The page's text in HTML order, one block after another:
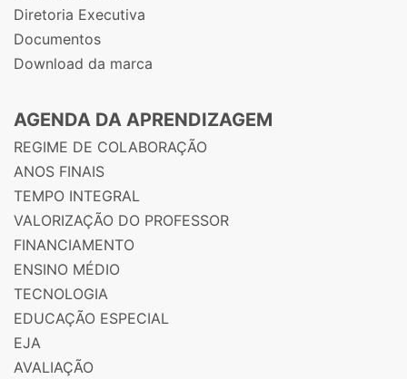
Diretoria Executiva
Documentos
Download da marca
AGENDA DA APRENDIZAGEM
REGIME DE COLABORAÇÃO
ANOS FINAIS
TEMPO INTEGRAL
VALORIZAÇÃO DO PROFESSOR
FINANCIAMENTO
ENSINO MÉDIO
TECNOLOGIA
EDUCAÇÃO ESPECIAL
EJA
AVALIAÇÃO